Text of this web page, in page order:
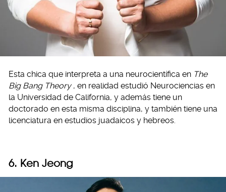
Esta chica que interpreta a una neurocientífica en The
Big Bang Theory , en realidad estudió Neurociencias en
la Universidad de California, y además tiene un
doctorado en esta misma disciplina, y también tiene una
licenciatura en estudios juadaicos y hebreos.
6. Ken Jeong